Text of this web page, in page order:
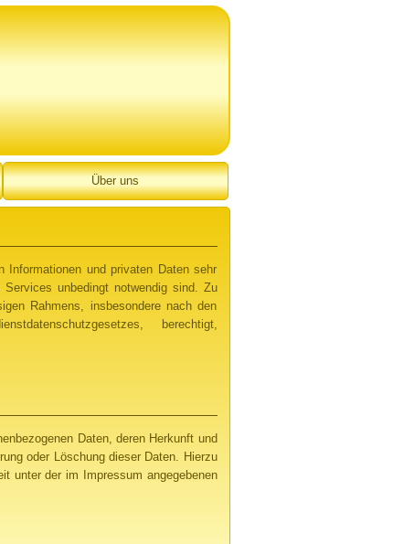
Über uns
Informationen und privaten Daten sehr
unbedingt notwendig sind. Zu
Rahmens, insbesondere nach den
berechtigt,
Daten, deren Herkunft und
oder Löschung dieser Daten. Hierzu
unter der im Impressum angegebenen